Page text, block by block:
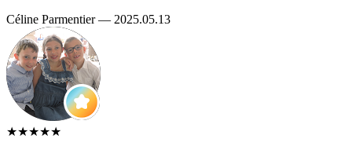
Céline Parmentier — 2025.05.13
★★★★★